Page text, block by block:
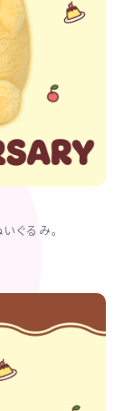
ぐるみ。